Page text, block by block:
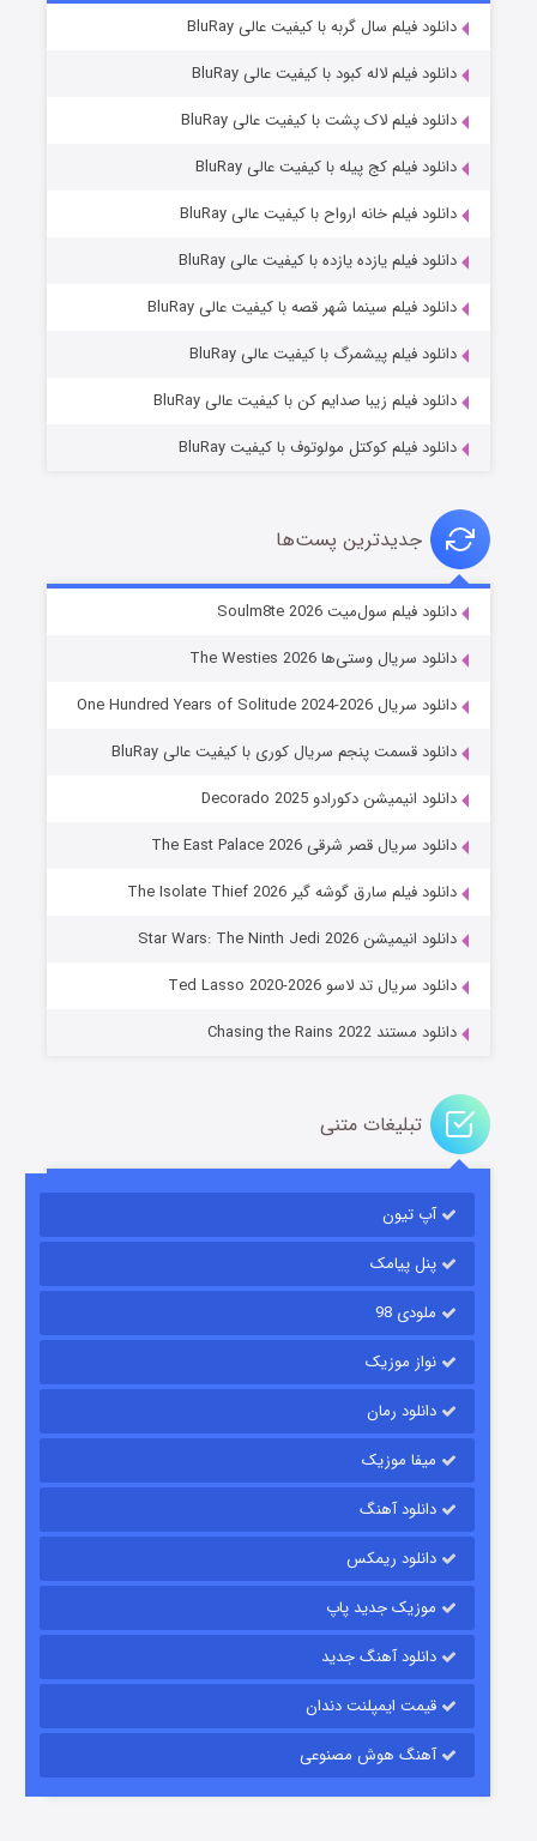
قسمت۷ (زیرنویس) منتشر شد
خاندان اژدها فصل ۳
جادوگری در مغولستان
قسمت ۱۴ (زیرنویس) منتشر شد
قسمت
دانلود فیلم سال گربه با کیفیت عالی BluRay
دانلود فیلم لاله کبود با کیفیت عالی BluRay
دانلود فیلم لاک پشت با کیفیت عالی BluRay
دانلود فیلم کج‌ پیله با کیفیت عالی BluRay
دانلود فیلم خانه ارواح با کیفیت عالی BluRay
دانلود فیلم یازده یازده با کیفیت عالی BluRay
دانلود فیلم سینما شهر قصه با کیفیت عالی BluRay
دانلود فیلم پیشمرگ با کیفیت عالی BluRay
دانلود فیلم زیبا صدایم کن با کیفیت عالی BluRay
دانلود فیلم کوکتل مولوتوف با کیفیت BluRay
جدیدترین پست‌ها
دانلود فیلم سول‌میت Soulm8te 2026
دانلود سریال وستی‌ها The Westies 2026
دانلود سریال One Hundred Years of Solitude 2024-2026
دانلود قسمت پنجم سریال کوری با کیفیت عالی BluRay
دانلود انیمیشن دکورادو Decorado 2025
دانلود سریال قصر شرقی The East Palace 2026
دانلود فیلم سارق گوشه گیر The Isolate Thief 2026
دانلود انیمیشن Star Wars: The Ninth Jedi 2026
دانلود سریال تد لاسو Ted Lasso 2020-2026
دانلود مستند Chasing the Rains 2022
تبلیغات متنی
آپ تیون
پنل پیامک
ملودی 98
نواز موزیک
دانلود رمان
میفا موزیک
دانلود آهنگ
دانلود ریمکس
موزیک جدید پاپ
دانلود آهنگ جدید
قیمت ایمپلنت دندان
آهنگ هوش مصنوعی